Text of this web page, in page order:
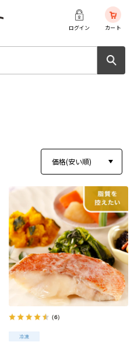
ログイン カート
価格(安い順)
（6）